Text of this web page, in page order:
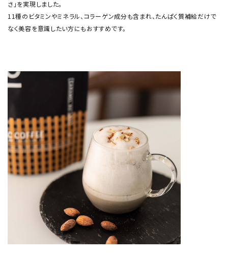
さ」を実現しました。
11種のビタミンやミネラル、コラーゲン成分も含まれ、たんぱく質補給だけで
なく美容を意識したい方にもおすすめです。